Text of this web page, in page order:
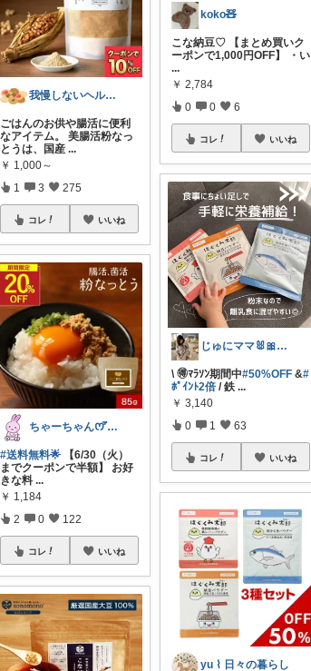
我慢しないヘルシー生活｜時短×健康ごはん
ごはんのお供や腸活に便利
なアイテム。 美腸活粉なっ
とうは、国産 ...
￥ 1,000～
1 3 275
コレ いいね
ちゃーちゃん‪ꯁꯧありがとう🫶🏻💕
#送料無料🌟 【6/30（火）
までクーポンで半額】 お好
きな料 ...
￥ 1,184
2 0 122
コレ いいね
koko🧸
こな納豆♡ 【まとめ買いク
ーポンで1,000円OFF】 ・い
...
￥ 2,784
0 0 6
コレ いいね
じゅにママ🐰🎀2yboyワーママ
\ 🉐ﾏﾗｿﾝ期間中#50%OFF &#
ﾎﾟｲﾝﾄ2倍 / 鉄 ...
￥ 3,140
0 1 63
コレ いいね
yu ⌇ 日々の暮らし